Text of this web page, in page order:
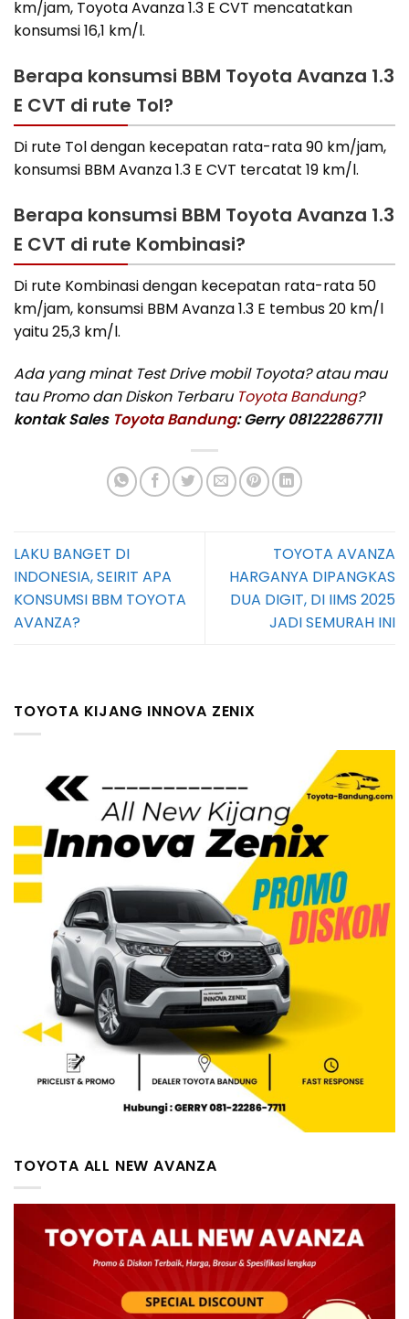
km/jam, Toyota Avanza 1.3 E CVT mencatatkan
konsumsi 16,1 km/l.
Berapa konsumsi BBM Toyota Avanza 1.3
E CVT di rute Tol?
Di rute Tol dengan kecepatan rata-rata 90 km/jam,
konsumsi BBM Avanza 1.3 E CVT tercatat 19 km/l.
Berapa konsumsi BBM Toyota Avanza 1.3
E CVT di rute Kombinasi?
Di rute Kombinasi dengan kecepatan rata-rata 50
km/jam, konsumsi BBM Avanza 1.3 E tembus 20 km/l
yaitu 25,3 km/l.
Ada yang minat Test Drive mobil Toyota? atau mau
tau Promo dan Diskon Terbaru Toyota Bandung?
kontak Sales Toyota Bandung: Gerry 081222867711
LAKU BANGET DI
INDONESIA, SEIRIT APA
KONSUMSI BBM TOYOTA
AVANZA?
TOYOTA AVANZA
HARGANYA DIPANGKAS
DUA DIGIT, DI IIMS 2025
JADI SEMURAH INI
TOYOTA KIJANG INNOVA ZENIX
TOYOTA ALL NEW AVANZA